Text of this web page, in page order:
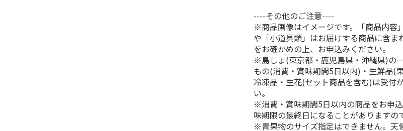
----その他のご注意----
※商品画像はイメージです。「商品内容
や「小道具類」はお届けする商品に含ま
をお確かめの上、お申込みください。
※島しょ(東京都・鹿児島県・沖縄県)の
もの(消費・賞味期間5日以内)・生鮮品(
冷凍品・生花(セット商品を含む)は受付
い。
※消費・賞味期間5日以内の商品をお申
味期限の最終日になることがありますの
※青果物のサイズ指定はできません。天